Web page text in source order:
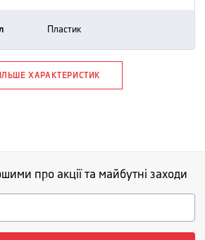
пластик
ХАРАКТЕРИСТИК
про акції та майбутні заходи